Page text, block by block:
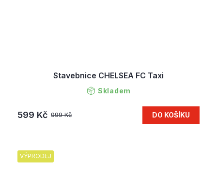
Stavebnice CHELSEA FC Taxi
Skladem
999 Kč
599 Kč DO KOŠÍKU
VÝPRODEJ